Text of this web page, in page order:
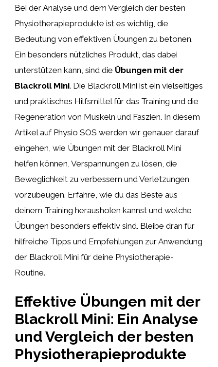
Bei der Analyse und dem Vergleich der besten
Physiotherapieprodukte ist es wichtig, die
Bedeutung von effektiven Übungen zu betonen.
Ein besonders nützliches Produkt, das dabei
unterstützen kann, sind die Übungen mit der
Blackroll Mini. Die Blackroll Mini ist ein vielseitiges
und praktisches Hilfsmittel für das Training und die
Regeneration von Muskeln und Faszien. In diesem
Artikel auf Physio SOS werden wir genauer darauf
eingehen, wie Übungen mit der Blackroll Mini
helfen können, Verspannungen zu lösen, die
Beweglichkeit zu verbessern und Verletzungen
vorzubeugen. Erfahre, wie du das Beste aus
deinem Training herausholen kannst und welche
Übungen besonders effektiv sind. Bleibe dran für
hilfreiche Tipps und Empfehlungen zur Anwendung
der Blackroll Mini für deine Physiotherapie-
Routine.
Effektive Übungen mit der
Blackroll Mini: Ein Analyse
und Vergleich der besten
Physiotherapieprodukte